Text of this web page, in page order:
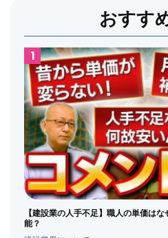
おすす
【建設業の人手不足】職人の単価は
能？